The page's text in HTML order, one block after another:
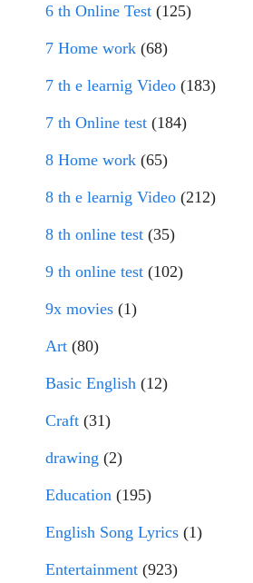
6 th Online Test (125)
7 Home work (68)
7 th e learnig Video (183)
7 th Online test (184)
8 Home work (65)
8 th e learnig Video (212)
8 th online test (35)
9 th online test (102)
9x movies (1)
Art (80)
Basic English (12)
Craft (31)
drawing (2)
Education (195)
English Song Lyrics (1)
Entertainment (923)